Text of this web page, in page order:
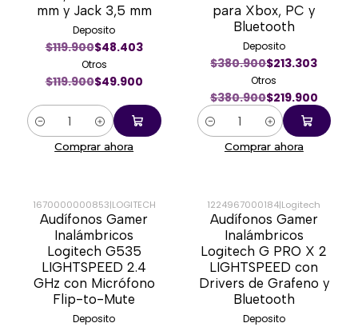
mm y Jack 3,5 mm
Deposito
$119.900$48.403
Otros
$119.900$49.900
Cantidad
Comprar ahora
para Xbox, PC y
Bluetooth
Deposito
$380.900$213.303
Otros
$380.900$219.900
Cantidad
Comprar ahora
-13%
1670000000853|LOGITECH
Audífonos Gamer
Inalámbricos
Logitech G535
LIGHTSPEED 2.4
GHz con Micrófono
Flip-to-Mute
Deposito
-46%
1224967000184|Logitech
Audífonos Gamer
Inalámbricos
Logitech G PRO X 2
LIGHTSPEED con
Drivers de Grafeno y
Bluetooth
Deposito